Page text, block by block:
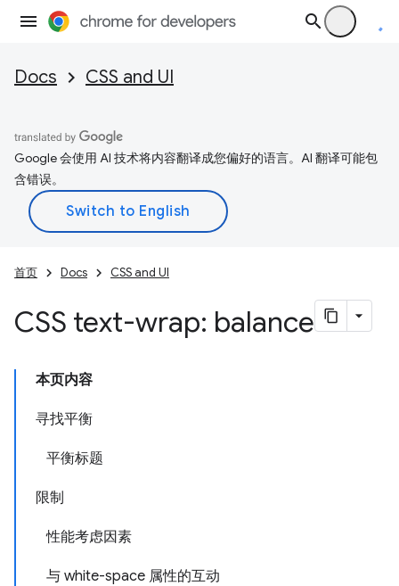
Docs CSS and UI
Google 会使用 AI 技术将内容翻译成您偏好的语言。AI 翻译可能包
含错误。
首页 Docs CSS and UI
CSS text-wrap: balance
本页内容
寻找平衡
平衡标题
限制
性能考虑因素
与 white-space 属性的互动